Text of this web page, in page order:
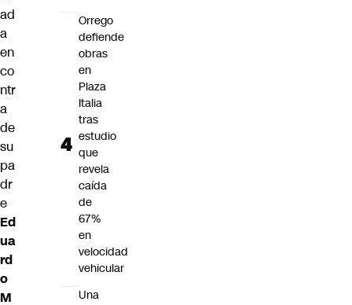
ad
a
en
co
ntr
a
de
su
pa
dr
e
Ed
ua
rd
o
M
Orrego
defiende
obras
en
Plaza
Italia
tras
estudio
que
revela
caída
de
67%
en
velocidad
vehicular
Una